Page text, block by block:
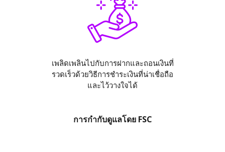
เพลิดเพลินไปกับการฝากและถอนเงินที่
รวดเร็วด้วยวิธีการชำระเงินที่น่าเชื่อถือ
และไว้วางใจได้
การกำกับดูแลโดย FSC